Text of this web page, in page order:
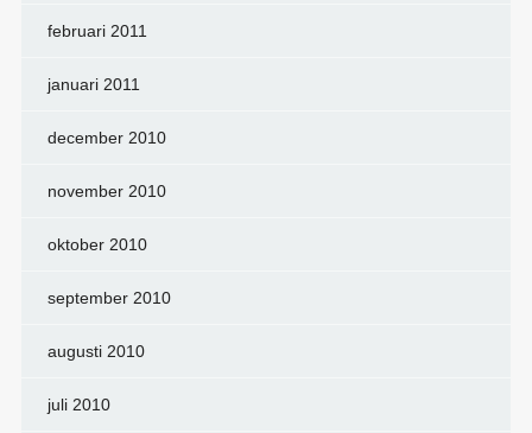
februari 2011
januari 2011
december 2010
november 2010
oktober 2010
september 2010
augusti 2010
juli 2010